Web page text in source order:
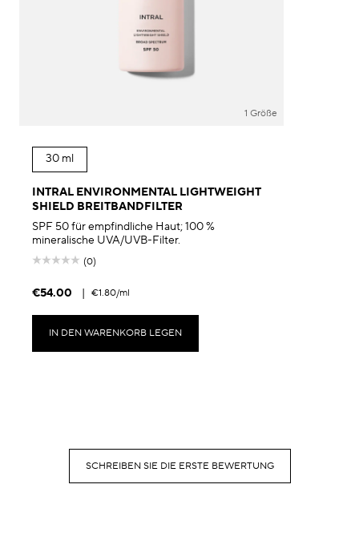
1 Größe
30 ml
INTRAL ENVIRONMENTAL LIGHTWEIGHT
SHIELD BREITBANDFILTER
SPF 50 für empfindliche Haut; 100 %
mineralische UVA/UVB-Filter.
(0)
€54.00 | €1.80/ml
IN DEN WARENKORB LEGEN
SCHREIBEN SIE DIE ERSTE BEWERTUNG